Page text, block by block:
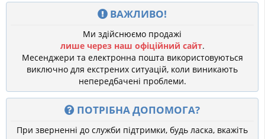
ВАЖЛИВО!
Ми здійснюємо продажі
лише через наш офіційний сайт.
Месенджери та електронна пошта використовуються
виключно для екстрених ситуацій, коли виникають
непередбачені проблеми.
ПОТРІБНА ДОПОМОГА?
При зверненні до служби підтримки, будь ласка, вкажіть